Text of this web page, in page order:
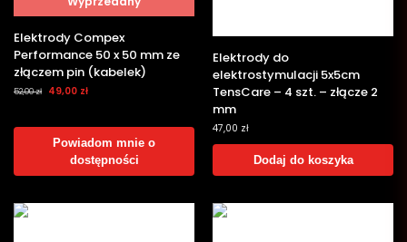
Elektrody Compex
Performance 50 x 50 mm ze
złączem pin (kabelek)
52,00zł 49,00 zł
Powiadom mnie o
dostępności
Elektrody do
elektrostymulacji 5x5cm
TensCare – 4 szt. – złącze 2
mm
47,00 zł
Dodaj do koszyka